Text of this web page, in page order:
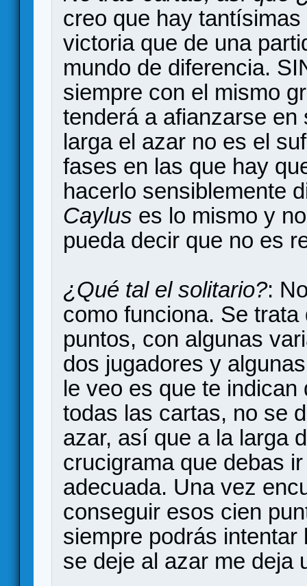
creo que hay
victoria que de una
mundo de diferencia.
siempre con el mismo
tenderá a afianzarse
larga el azar no es el
fases en las que hay
hacerlo sensiblemente
Caylus es lo mismo y
pueda decir que no es
¿Qué tal el solitario?:
como funciona. Se
puntos, con algunas
dos jugadores y
le veo es que te
todas las cartas, no se
azar, así que a la larga
crucigrama que debas
adecuada. Una vez
conseguir esos cien
siempre podrás
se deje al azar me deja